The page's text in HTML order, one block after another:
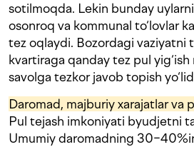
sotilmoqda. Lekin bunday
osonroq va kommunal to‘lovlar
tez oqlaydi. Bozordagi vaziyatni
kvartiraga qanday tez pul
savolga tezkor javob topish
Daromad, majburiy xarajatlar va
Pul tejash imkoniyati byudjetni
Umumiy daromadning